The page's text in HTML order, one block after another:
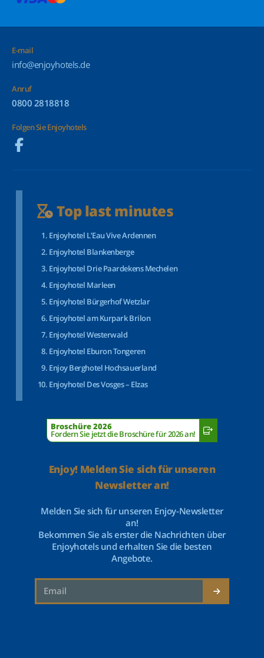
E-mail
info@enjoyhotels.de
Anruf
0800 2818818
Folgen Sie Enjoyhotels
Top last minutes
Enjoyhotel L’Eau Vive Ardennen
Enjoyhotel Blankenberge
Enjoyhotel Drie Paardekens Mechelen
Enjoyhotel Marleen
Enjoyhotel Bürgerhof Wetzlar
Enjoyhotel am Kurpark Brilon
Enjoyhotel Westerwald
Enjoyhotel Eburon Tongeren
Enjoy Berghotel Hochsauerland
Enjoyhotel Des Vosges – Elzas
Broschüre 2026
Fordern Sie jetzt die Broschüre für 2026 an!
Enjoy! Melden Sie sich für unseren
Newsletter an!
Melden Sie sich für unseren Enjoy-Newsletter
an!
Bekommen Sie als erster die Nachrichten über
Enjoyhotels und erhalten Sie die besten
Angebote.